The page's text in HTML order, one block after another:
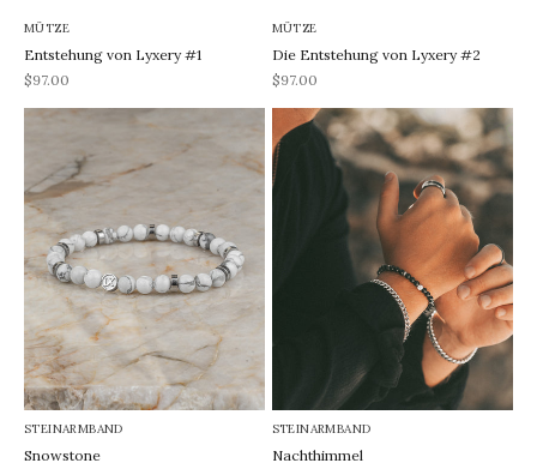
MÜTZE
Entstehung von Lyxery #1
REA-pris
$97.00
MÜTZE
Die Entstehung von Lyxery #2
REA-pris
$97.00
STEINARMBAND
Snowstone
STEINARMBAND
Nachthimmel